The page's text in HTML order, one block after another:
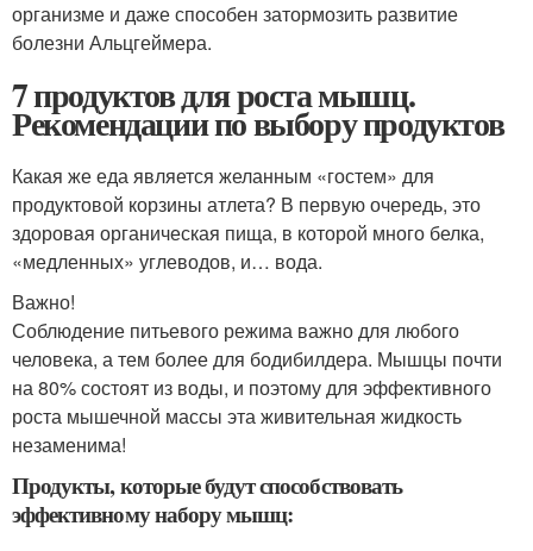
организме и даже способен затормозить развитие
болезни Альцгеймера.
7 продуктов для роста мышц.
Рекомендации по выбору продуктов
Какая же еда является желанным «гостем» для
продуктовой корзины атлета? В первую очередь, это
здоровая органическая пища, в которой много белка,
«медленных» углеводов, и… вода.
Важно!
Соблюдение питьевого режима важно для любого
человека, а тем более для бодибилдера. Мышцы почти
на 80% состоят из воды, и поэтому для эффективного
роста мышечной массы эта живительная жидкость
незаменима!
Продукты, которые будут способствовать
эффективному набору мышц: